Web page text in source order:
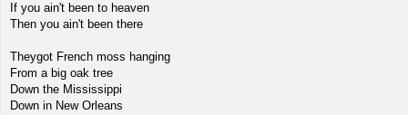
If you ain't been to heaven
Then you ain't been there
Theygot French moss hanging
From a big oak tree
Down the Mississippi
Down in New Orleans